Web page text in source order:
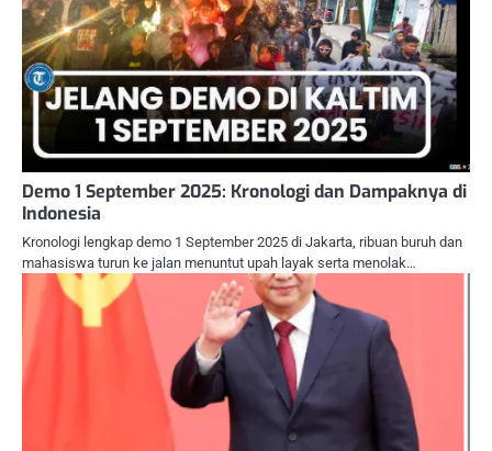
Demo 1 September 2025: Kronologi dan Dampaknya di
Indonesia
Kronologi lengkap demo 1 September 2025 di Jakarta, ribuan buruh dan
mahasiswa turun ke jalan menuntut upah layak serta menolak…